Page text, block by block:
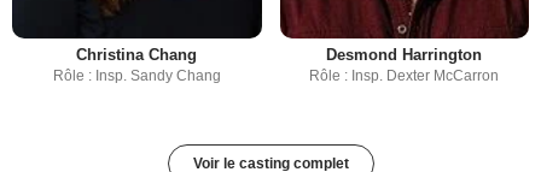
Christina Chang
Rôle : Insp. Sandy Chang
Desmond Harrington
Rôle : Insp. Dexter McCarron
Voir le casting complet